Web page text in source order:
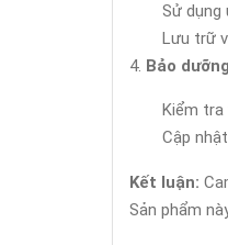
Sử dụng
Lưu trữ
Bảo
Kiểm tra
Cập
Kết luận:
Sản phẩm